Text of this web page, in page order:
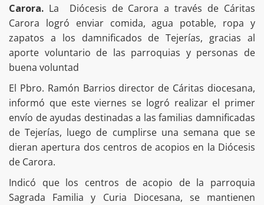
Carora. La Diócesis de Carora a través de Cáritas
Carora logró enviar comida, agua potable, ropa y
zapatos a los damnificados de Tejerías, gracias al
aporte voluntario de las parroquias y personas de
buena voluntad
El Pbro. Ramón Barrios director de Cáritas diocesana,
informó que este viernes se logró realizar el primer
envío de ayudas destinadas a las familias damnificadas
de Tejerías, luego de cumplirse una semana que se
dieran apertura dos centros de acopios en la Diócesis
de Carora.
Indicó que los centros de acopio de la parroquia
Sagrada Familia y Curia Diocesana, se mantienen